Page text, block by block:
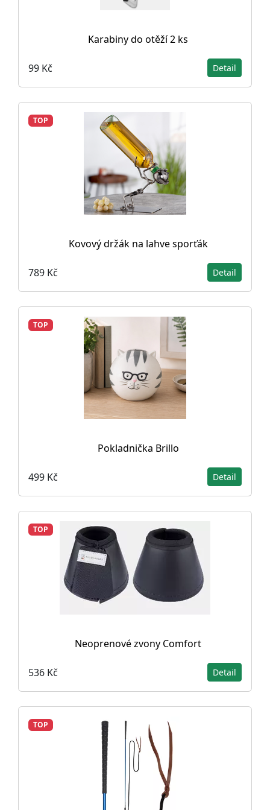
Karabiny do otěží 2 ks
99 Kč Detail
TOP
Kovový držák na lahve sporťák
789 Kč Detail
TOP
Pokladnička Brillo
499 Kč Detail
TOP
Neoprenové zvony Comfort
536 Kč Detail
TOP